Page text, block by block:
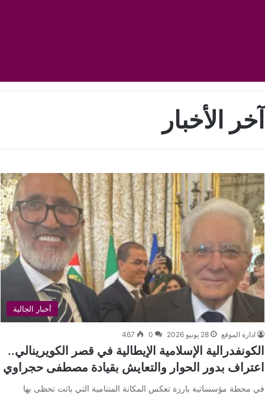
آخر الأخبار
أخبار الجالية
ادارة الموقع 28 يونيو 2026 0
467
الكونفدرالية الإسلامية الإيطالية في قصر الكويرينالي..
اعتراف بدور الحوار والتعايش بقيادة مصطفى حجراوي
في محطة مؤسساتية بارزة تعكس المكانة المتنامية التي باتت تحظى بها